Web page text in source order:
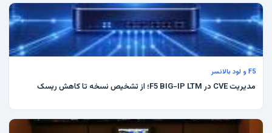
F5 و لود بالانسر
مدیریت CVE در F5 BIG-IP LTM؛ از تشخیص نسخه تا کاهش ریسک